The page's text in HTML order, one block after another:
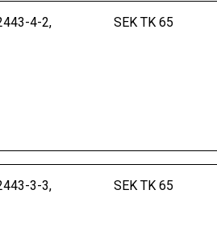
4-2,
SEK TK 65
3-3,
SEK TK 65